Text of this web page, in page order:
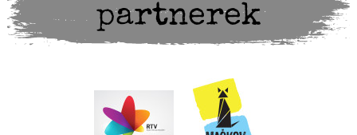
partnerek